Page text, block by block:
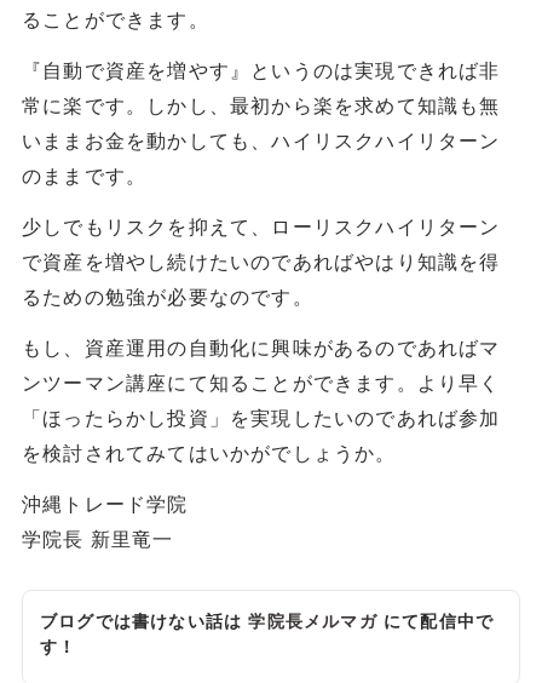
ることができます。
『自動で資産を増やす』というのは実現できれば非
常に楽です。しかし、最初から楽を求めて知識も無
いままお金を動かしても、ハイリスクハイリターン
のままです。
少しでもリスクを抑えて、ローリスクハイリターン
で資産を増やし続けたいのであればやはり知識を得
るための勉強が必要なのです。
もし、資産運用の自動化に興味があるのであればマ
ンツーマン講座にて知ることができます。より早く
「ほったらかし投資」を実現したいのであれば参加
を検討されてみてはいかがでしょうか。
沖縄トレード学院
学院長 新里竜一
ブログでは書けない話は学院長メルマガにて配信中で
す！